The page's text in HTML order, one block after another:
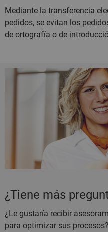
Mediante la transferencia
pedidos, se evitan los
de ortografía o de
¿Tiene más
¿Le gustaría recibir
para optimizar sus